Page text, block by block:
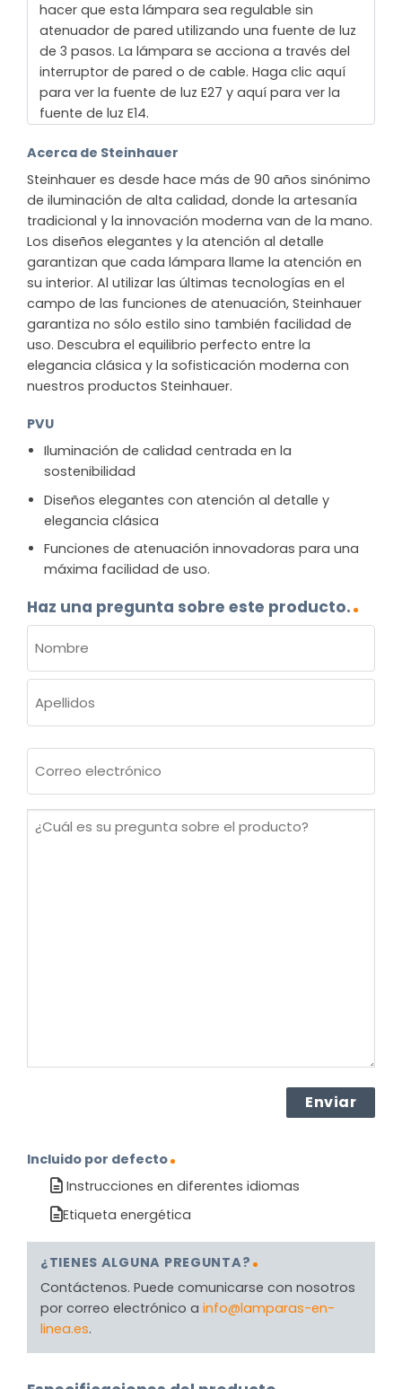
hacer que esta lámpara sea regulable sin
atenuador de pared utilizando una fuente de luz
de 3 pasos. La lámpara se acciona a través del
interruptor de pared o de cable. Haga clic aquí
para ver la fuente de luz E27 y aquí para ver la
fuente de luz E14.
Acerca de Steinhauer
Steinhauer es desde hace más de 90 años sinónimo
de iluminación de alta calidad, donde la artesanía
tradicional y la innovación moderna van de la mano.
Los diseños elegantes y la atención al detalle
garantizan que cada lámpara llame la atención en
su interior. Al utilizar las últimas tecnologías en el
campo de las funciones de atenuación, Steinhauer
garantiza no sólo estilo sino también facilidad de
uso. Descubra el equilibrio perfecto entre la
elegancia clásica y la sofisticación moderna con
nuestros productos Steinhauer.
PVU
Iluminación de calidad centrada en la
sostenibilidad
Diseños elegantes con atención al detalle y
elegancia clásica
Funciones de atenuación innovadoras para una
máxima facilidad de uso.
Haz una pregunta sobre este producto.
(OBLIGATORIO)
Nombre
electrónico
¿Cuál
Incluido por defecto
Instrucciones en diferentes idiomas
Etiqueta energética
¿TIENES ALGUNA PREGUNTA?
Contáctenos. Puede comunicarse con nosotros
por correo electrónico a info@lamparas-en-
linea.es.